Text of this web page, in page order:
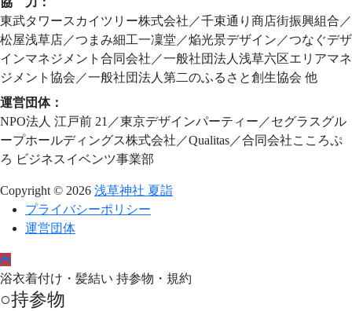
東武タワースカイツリー株式会社／千束通り商店街振興組合／
松屋浅草店／つまみ細工一凜堂／焔光景デザイン／つなぐデザ
インマネジメント合同会社／一般社団法人浅草六区エリアマネ
ジメント協会／一般社団法人第二のふるさと創生協会 他
運営団体：
NPO法人 江戸前 21／東京デザインパーティー／セグラスグル
ープホールディングス株式会社／Qualitas／合同会社こころぷ
ろ ビジネスイベンツ事業部
Copyright © 2026 浅草神社 夏詣
プライバシーポリシー
運営団体
浴衣着付け・髪結い 持参物・規約
○持参物